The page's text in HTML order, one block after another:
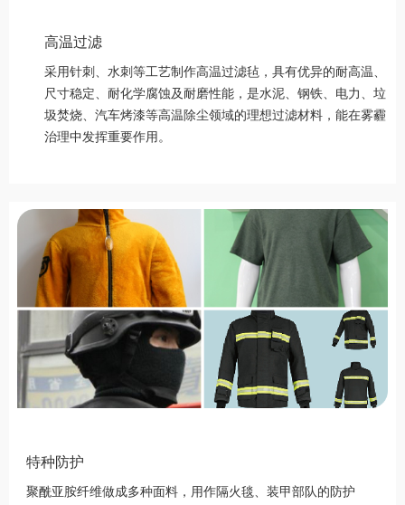
高温过滤
采用针刺、水刺等工艺制作高温过滤毡，具有优异的耐高温、
尺寸稳定、耐化学腐蚀及耐磨性能，是水泥、钢铁、电力、垃
圾焚烧、汽车烤漆等高温除尘领域的理想过滤材料，能在雾霾
治理中发挥重要作用。
特种防护
聚酰亚胺纤维做成多种面料，用作隔火毯、装甲部队的防护